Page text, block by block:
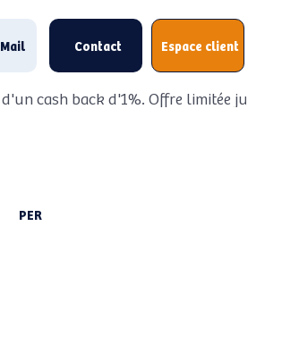
cash back d'1%. Offre limitée
Mail Contact Espace client
PER